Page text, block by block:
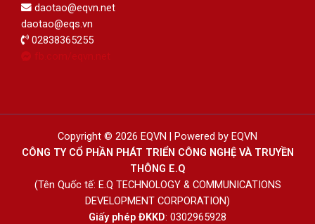
daotao@eqvn.net
daotao@eqs.vn
02838365255
fb.com/eqvn.net
Copyright © 2026 EQVN | Powered by EQVN
CÔNG TY CỔ PHẦN PHÁT TRIỂN CÔNG NGHỆ VÀ TRUYỀN
THÔNG E.Q
(Tên Quốc tế: E.Q TECHNOLOGY & COMMUNICATIONS
DEVELOPMENT CORPORATION)
Giấy phép ĐKKD: 0302965928